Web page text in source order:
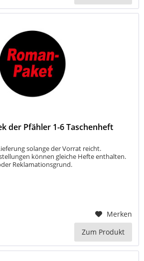
der Pfähler 1-6 Taschenheft
solange der Vorrat reicht.
können gleiche Hefte enthalten.
Reklamationsgrund.
Merken
Zum Produkt